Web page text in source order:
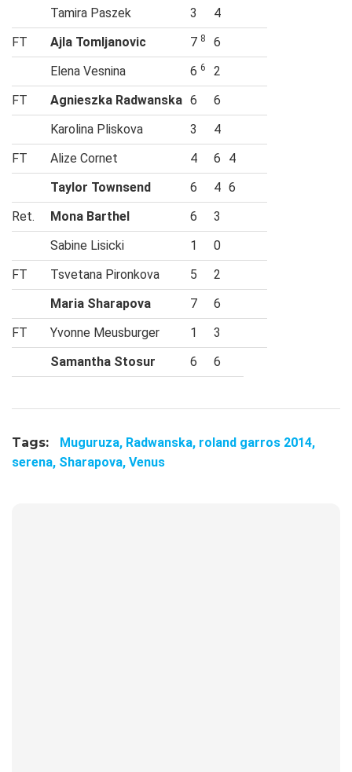
Tamira Paszek 3
4
FT
Ajla Tomljanovic 7 8
6
Elena Vesnina
6 6
2
FT
Agnieszka Radwanska 6
6
Karolina Pliskova
3
4
FT
Alize Cornet 4 6
4
Taylor Townsend
6 4 6
Ret.
Mona Barthel 6
3
Sabine Lisicki
1
0
FT
Tsvetana Pironkova 5
2
Maria Sharapova
7
6
FT
Yvonne Meusburger 1
3
Samantha Stosur
6 6
Tags: Muguruza, Radwanska, roland garros 2014,
serena, Sharapova, Venus